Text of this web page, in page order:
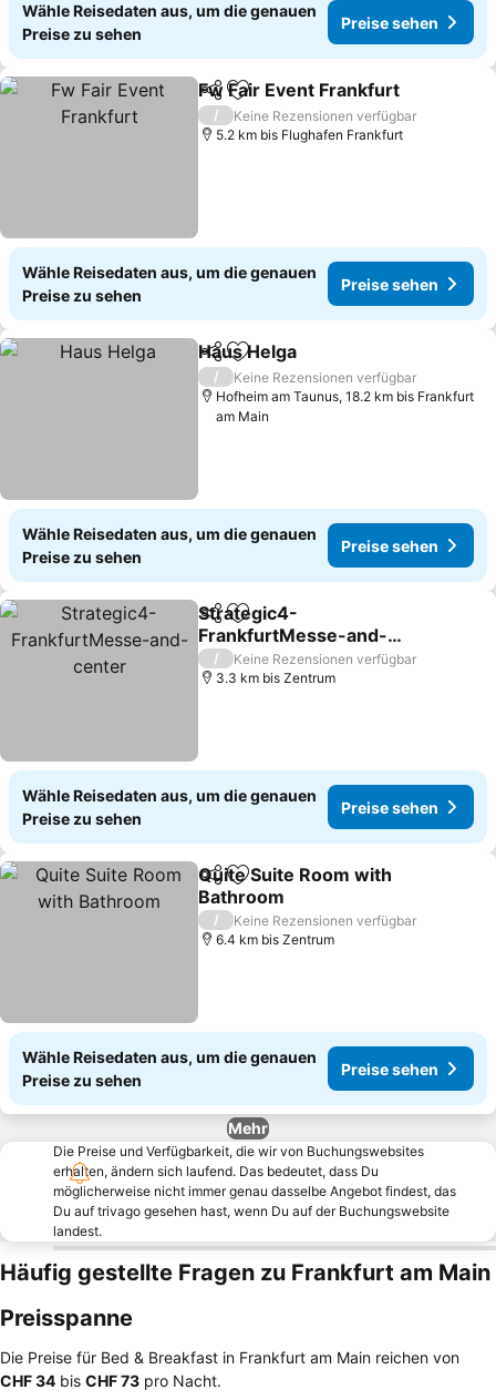
Wähle Reisedaten aus, um die genauen
Preise zu sehen
Preise sehen
TeilenZu Favoriten hinzufügen
Fw Fair Event Frankfurt
/
Keine Rezensionen verfügbar
5.2 km bis Flughafen Frankfurt
Wähle Reisedaten aus, um die genauen
Preise zu sehen
Preise sehen
TeilenZu Favoriten hinzufügen
Haus Helga
/
Keine Rezensionen verfügbar
Hofheim am Taunus, 18.2 km bis Frankfurt
am Main
Wähle Reisedaten aus, um die genauen
Preise zu sehen
Preise sehen
TeilenZu Favoriten hinzufügen
Strategic4-
FrankfurtMesse-and-
center
Preise sehen
/
Keine Rezensionen verfügbar
3.3 km bis Zentrum
Wähle Reisedaten aus, um die genauen
Preise zu sehen
Preise sehen
TeilenZu Favoriten hinzufügen
Quite Suite Room with
Bathroom
Preise sehen
/
Keine Rezensionen verfügbar
6.4 km bis Zentrum
Wähle Reisedaten aus, um die genauen
Preise zu sehen
Preise sehen
Mehr
Die Preise und Verfügbarkeit, die wir von Buchungswebsites
erhalten, ändern sich laufend. Das bedeutet, dass Du
möglicherweise nicht immer genau dasselbe Angebot findest, das
Du auf trivago gesehen hast, wenn Du auf der Buchungswebsite
landest.
Häufig gestellte Fragen zu Frankfurt am Main
Preisspanne
Die Preise für Bed & Breakfast in Frankfurt am Main reichen von
‎CHF 34 bis ‎CHF 73 pro Nacht.